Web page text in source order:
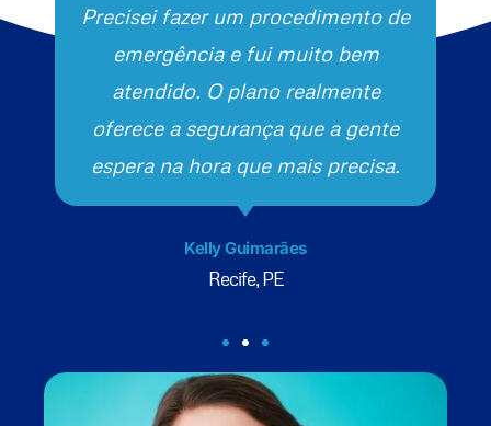
Precisei fazer um procedimento de
emergência e fui muito bem
atendido. O plano realmente
oferece a segurança que a gente
espera na hora que mais precisa.
Kelly Guimarães
Recife, PE